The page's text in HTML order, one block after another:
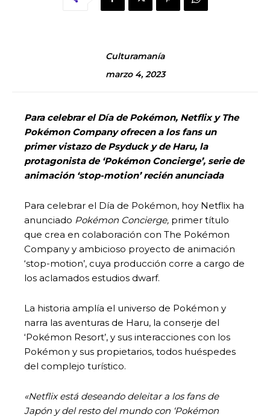
Culturamanía
marzo 4, 2023
Para celebrar el Día de Pokémon, Netflix y The
Pokémon Company ofrecen a los fans un
primer vistazo de Psyduck y de Haru, la
protagonista de ‘Pokémon Concierge’, serie de
animación ‘stop-motion’ recién anunciada
Para celebrar el Día de Pokémon, hoy Netflix ha
anunciado Pokémon Concierge, primer título
que crea en colaboración con The Pokémon
Company y ambicioso proyecto de animación
‘stop-motion’, cuya producción corre a cargo de
los aclamados estudios dwarf.
La historia amplía el universo de Pokémon y
narra las aventuras de Haru, la conserje del
‘Pokémon Resort’, y sus interacciones con los
Pokémon y sus propietarios, todos huéspedes
del complejo turístico.
«Netflix está deseando deleitar a los fans de
Japón y del resto del mundo con ‘Pokémon